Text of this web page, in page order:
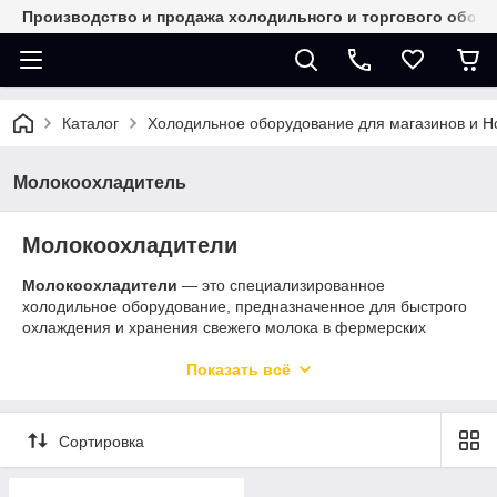
Производство и продажа холодильного и торгового
Каталог Холодильное оборудование для магазинов и
Молокоохладитель
Молокоохладители
Молокоохладители — это специализированное
холодильное оборудование, предназначенное для быстрого
охлаждения и хранения свежего молока в фермерских
стабилизации температуры продукта после дойки. Надёжная
Показать всё
Сортировка